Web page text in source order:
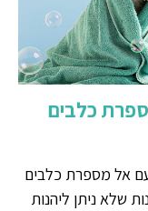
כלבים
אל מספרת כלבים
שלא ניתן ליהנות